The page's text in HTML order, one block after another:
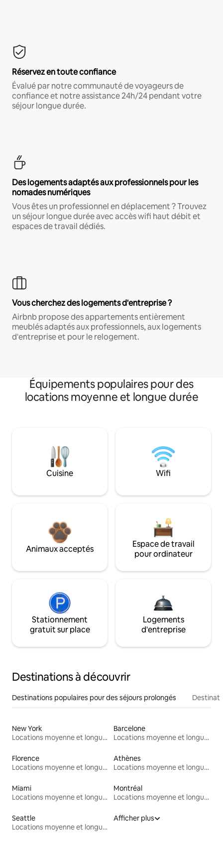
Réservez en toute confiance
Évalué par notre communauté de voyageurs de
confiance et notre assistance 24h/24 pendant votre
séjour longue durée.
Des logements adaptés aux professionnels pour les
nomades numériques
Vous êtes un professionnel en déplacement ? Trouvez
un séjour longue durée avec accès wifi haut débit et
espaces de travail dédiés.
Vous cherchez des logements d'entreprise ?
Airbnb propose des appartements entièrement
meublés adaptés aux professionnels, aux logements
d'entreprise et pour le relogement.
Équipements populaires pour des
locations moyenne et longue durée
Cuisine Wifi
Animaux acceptés
Espace de travail
pour ordinateur
Stationnement
gratuit sur place
Logements
d'entreprise
Destinations à découvrir
Destinations populaires pour des séjours prolongés
New York
Locations moyenne et longue durée
Barcelone
Locations moyenne et longue durée
Florence
Locations moyenne et longue durée
Athènes
Locations moyenne et longue durée
Miami
Locations moyenne et longue durée
Montréal
Locations moyenne et longue durée
Seattle
Locations moyenne et longue durée
Afficher plus